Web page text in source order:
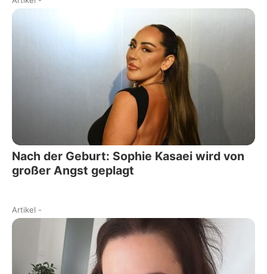
Nach der Geburt: Sophie Kasaei wird von
großer Angst geplagt
Artikel -